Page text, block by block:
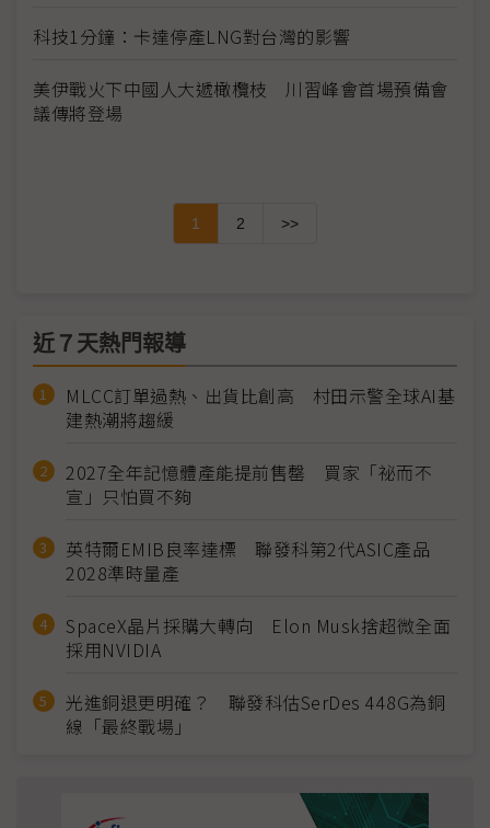
科技1分鐘：卡達停產LNG對台灣的影響
美伊戰火下中國人大遞橄欖枝 川習峰會首場預備會
議傳將登場
1 2 >>
近７天熱門報導
MLCC訂單過熱、出貨比創高 村田示警全球AI基
建熱潮將趨緩
2027全年記憶體產能提前售罄 買家「祕而不
宣」只怕買不夠
英特爾EMIB良率達標 聯發科第2代ASIC產品
2028準時量產
SpaceX晶片採購大轉向 Elon Musk捨超微全面
採用NVIDIA
光進銅退更明確？ 聯發科估SerDes 448G為銅
線「最終戰場」